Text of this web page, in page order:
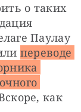
о таких
Паулау
переводе
как